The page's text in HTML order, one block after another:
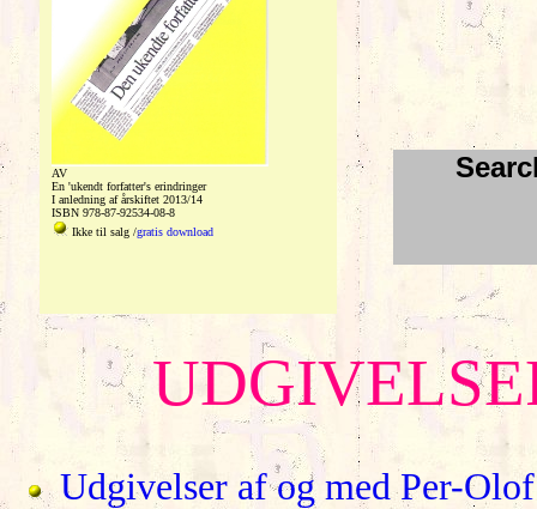
AV
En 'ukendt forfatter's erindringer
I anledning af årskiftet 2013/14
ISBN 978-87-92534-08-8
Ikke til salg /gratis download
Udgivelser af og med Per-Olof